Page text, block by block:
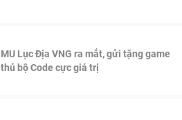
MU Lục Địa VNG ra mắt, gửi tặng game
thủ bộ Code cực giá trị